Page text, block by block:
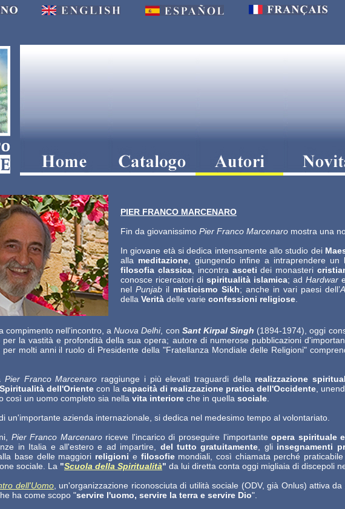
PIER FRANCO MARCENARO
Fin da giovanissimo Pier Franco Marcenaro mostra una
In giovane età si dedica intensamente allo studio dei
alla meditazione, giungendo infine a intraprendere
filosofia classica, incontra asceti dei monasteri
conosce ricercatori di spiritualità islamica; ad Hardwar e
nel Punjab il misticismo Sikh; anche in vari paesi dell’
della Verità delle varie confessioni religiose
compimento nell'incontro, aNuova Delhi, con Sant Kirpal Singh (1894-1974), oggi
la vastità e profondità della sua opera; autore di numerose pubblicazioni
molti anni il ruolo di Presidente della "Fratellanza Mondiale delle Religioni"
Pier Franco Marcenaro raggiunge i più elevati traguardi della realizzazione
dell'Oriente con la capacità di realizzazione pratica dell'Occidente ,
così un uomo completo sia nella vita interiore che in quella sociale
un'importante azienda internazionale, si dedica nel medesimo tempo al volontariato.
Pier Franco Marcenaroriceve l'incarico di proseguire l'importante opera spirituale
in Italia e all'estero e ad impartire, del tutto gratuitamente , gli insegnamenti
base delle maggiori religioni e filosofiemondiali, così chiamata perché
sociale. La "Scuola della Spiritualità" da lui diretta conta oggi migliaia di discepoli
dell'Uomo, un'organizzazione riconosciuta di utilità sociale (ODV, già Onlus) attiva
ha come scopo "servire l'uomo, servire la terra e servire Dio".